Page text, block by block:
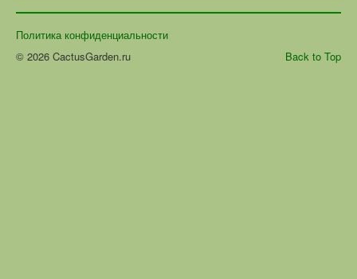
Отзывы
Ссылки
Политика конфиденциальности
Back to Top
© 2026 CactusGarden.ru